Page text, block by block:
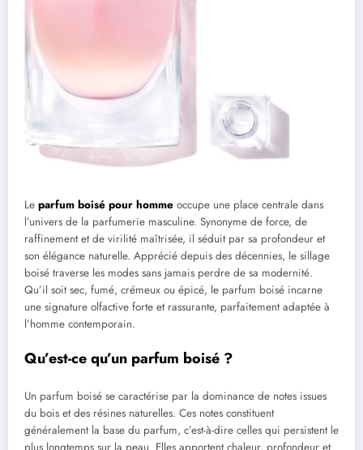
Le parfum boisé pour homme occupe une place centrale dans
l’univers de la parfumerie masculine. Synonyme de force, de
raffinement et de virilité maîtrisée, il séduit par sa profondeur et
son élégance naturelle. Apprécié depuis des décennies, le sillage
boisé traverse les modes sans jamais perdre de sa modernité.
Qu’il soit sec, fumé, crémeux ou épicé, le parfum boisé incarne
une signature olfactive forte et rassurante, parfaitement adaptée à
l’homme contemporain.
Qu’est-ce qu’un parfum boisé ?
Un parfum boisé se caractérise par la dominance de notes issues
du bois et des résines naturelles. Ces notes constituent
généralement la base du parfum, c’est-à-dire celles qui persistent le